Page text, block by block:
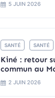
5 JUIN 2026
SANTÉ SANTÉ
Kiné : retour
commun au
2 JUIN 2026